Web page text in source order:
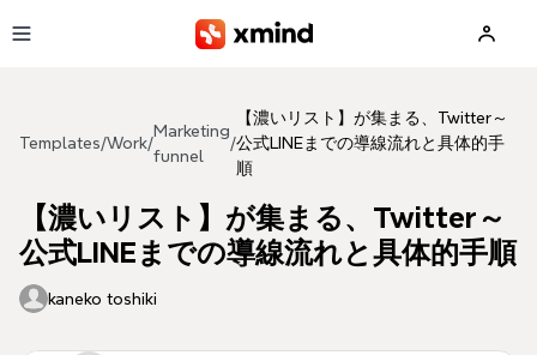
Templates/Work/
Marketing
funnel
/
【濃いリスト】が集まる、Twitter～
公式LINEまでの導線流れと具体的手
順
【濃いリスト】が集まる、Twitter～
公式LINEまでの導線流れと具体的手順
kaneko toshiki